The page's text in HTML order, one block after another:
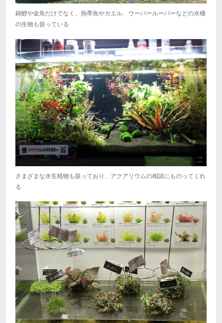
錦鯉や金魚だけでなく、熱帯魚やカエル、ウーパールーパーなどの水棲
の生物も扱っている
さまざまな水生植物も扱っており、アクアリウムの相談にものってくれ
る